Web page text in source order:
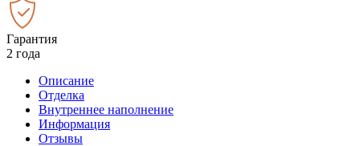
Гарантия
2 года
Описание
Отделка
Внутреннее наполнение
Информация
Отзывы